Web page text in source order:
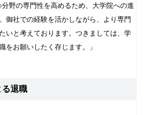
分野の専門性を高めるため、大学院への進
御社での経験を活かしながら、より専門
いと考えております。つきましては、学
をお願いしたく存じます。」
退職